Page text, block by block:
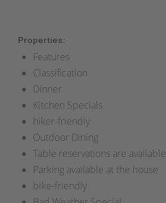
Properties:
Features
Classification
Dinner
Kitchen Specials
hiker-friendly
Outdoor Dining
Table reservations are available
Parking available at the house
bike-friendly